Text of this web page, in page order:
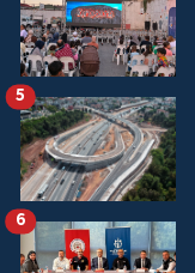
5
6